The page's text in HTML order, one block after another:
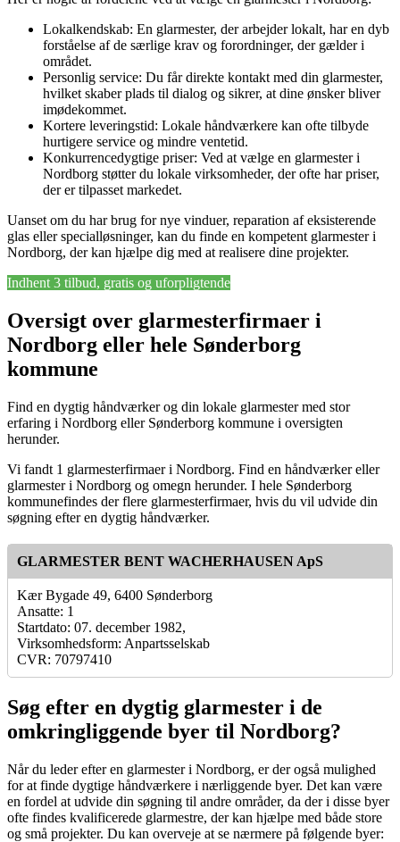
Lokalkendskab: En glarmester, der arbejder lokalt, har en dyb
forståelse af de særlige krav og forordninger, der gælder i
området.
Personlig service: Du får direkte kontakt med din glarmester,
hvilket skaber plads til dialog og sikrer, at dine ønsker bliver
imødekommet.
Kortere leveringstid: Lokale håndværkere kan ofte tilbyde
hurtigere service og mindre ventetid.
Konkurrencedygtige priser: Ved at vælge en glarmester i
Nordborg støtter du lokale virksomheder, der ofte har priser,
der er tilpasset markedet.
Uanset om du har brug for nye vinduer, reparation af eksisterende
glas eller specialløsninger, kan du finde en kompetent glarmester i
Nordborg, der kan hjælpe dig med at realisere dine projekter.
Indhent 3 tilbud, gratis og uforpligtende
Oversigt over glarmesterfirmaer i
Nordborg eller hele Sønderborg
kommune
Find en dygtig håndværker og din lokale glarmester med stor
erfaring i Nordborg eller Sønderborg kommune i oversigten
herunder.
Vi fandt 1 glarmesterfirmaer i Nordborg. Find en håndværker eller
glarmester i Nordborg og omegn herunder. I hele Sønderborg
kommunefindes der flere glarmesterfirmaer, hvis du vil udvide din
søgning efter en dygtig håndværker.
GLARMESTER BENT WACHERHAUSEN ApS
Kær Bygade 49, 6400 Sønderborg
Ansatte: 1
Startdato: 07. december 1982,
Virksomhedsform: Anpartsselskab
CVR: 70797410
Søg efter en dygtig glarmester i de
omkringliggende byer til Nordborg?
Når du leder efter en glarmester i Nordborg, er der også mulighed
for at finde dygtige håndværkere i nærliggende byer. Det kan være
en fordel at udvide din søgning til andre områder, da der i disse byer
ofte findes kvalificerede glarmestre, der kan hjælpe med både store
og små projekter. Du kan overveje at se nærmere på følgende byer: